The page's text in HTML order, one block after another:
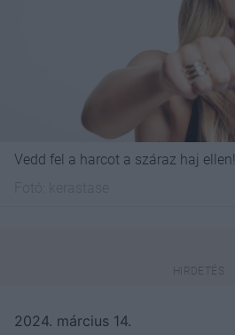
Vedd fel a harcot a száraz haj ellen!
2024. március 14.